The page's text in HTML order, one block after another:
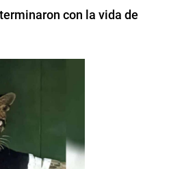
con la vida de